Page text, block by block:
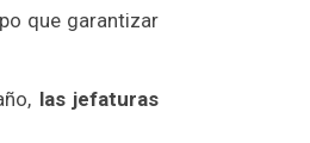
que garantizar
las jefaturas